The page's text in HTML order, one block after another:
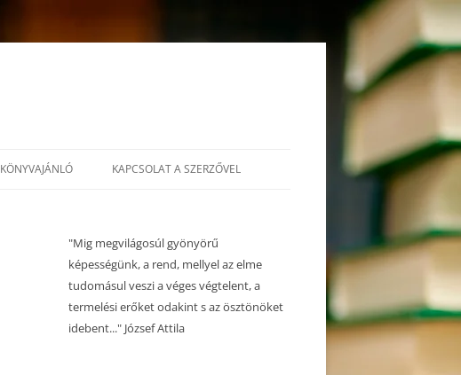
KÖNYVAJÁNLÓ KAPCSOLAT A SZERZŐVEL
"Mig megvilágosúl gyönyörű
képességünk, a rend, mellyel az elme
tudomásul veszi a véges végtelent, a
termelési erőket odakint s az ösztönöket
idebent..." József Attila